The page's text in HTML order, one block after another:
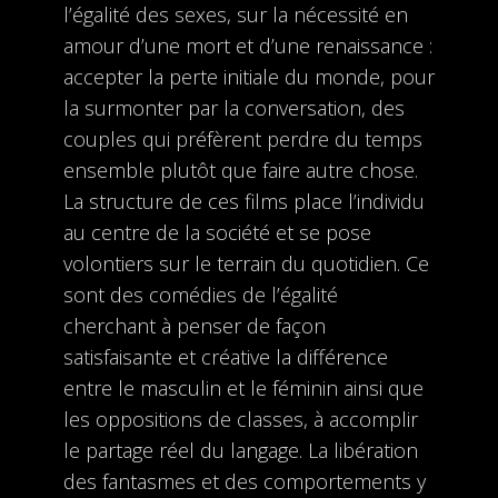
l’égalité des sexes, sur la nécessité en
amour d’une mort et d’une renaissance :
accepter la perte initiale du monde, pour
la surmonter par la conversation, des
couples qui préfèrent perdre du temps
ensemble plutôt que faire autre chose.
La structure de ces films place l’individu
au centre de la société et se pose
volontiers sur le terrain du quotidien. Ce
sont des comédies de l’égalité
cherchant à penser de façon
satisfaisante et créative la différence
entre le masculin et le féminin ainsi que
les oppositions de classes, à accomplir
le partage réel du langage. La libération
des fantasmes et des comportements y